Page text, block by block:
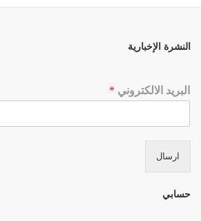
النشرة الإخبارية
البريد الالكتروني *
ارسال
حسابي